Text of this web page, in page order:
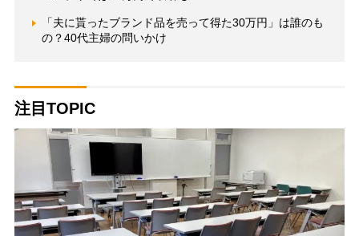
「夫に貰ったブランド品を売って得た30万円」は誰のも
の？40代主婦の問いかけ
注目TOPIC